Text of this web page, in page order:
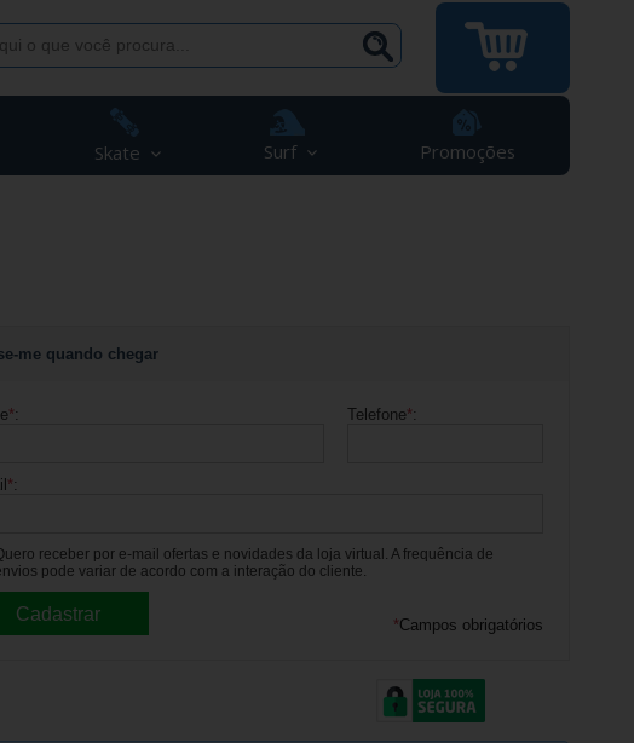
Skate Surf Promoções
me quando chegar
*: Telefone*:
*:
receber por e-mail ofertas e novidades da loja virtual. A frequência de
pode variar de acordo com a interação do cliente.
*Campos obrigatórios